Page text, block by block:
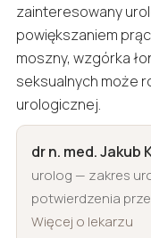
zainteresowany
powiększaniem
moszny, wzgórka
seksualnych może
urologicznej.
dr n. med. Jakub
urolog — zakres
potwierdzenia
Więcej o lekarzu